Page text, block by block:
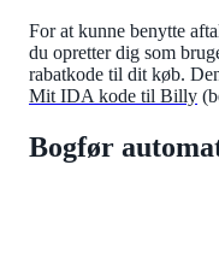
For at kunne benytte
du opretter dig som
rabatkode til dit køb.
Mit IDA kode til Billy
Bogfør